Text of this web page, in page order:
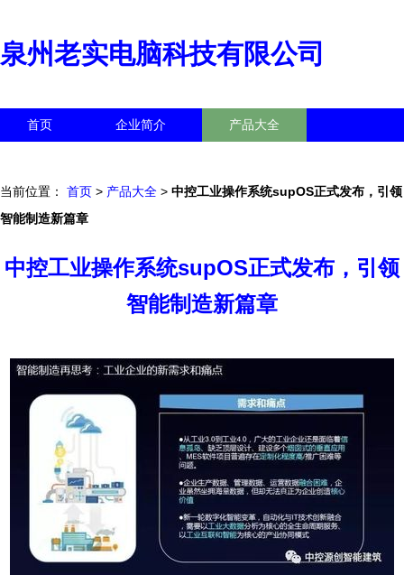
泉州老实电脑科技有限公司
首页 企业简介 产品大全
当前位置： 首页 > 产品大全 > 中控工业操作系统supOS正式发布，引领
智能制造新篇章
中控工业操作系统supOS正式发布，引领
智能制造新篇章